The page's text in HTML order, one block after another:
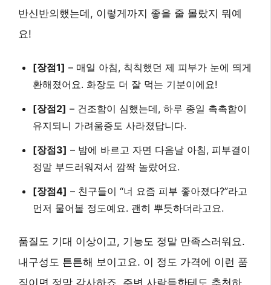
반신반의했는데, 이렇게까지 좋을 줄 몰랐지 뭐예
요!
[장점1] – 매일 아침, 칙칙했던 제 피부가 눈에 띄게
환해졌어요. 화장도 더 잘 먹는 기분이에요!
[장점2] – 건조함이 심했는데, 하루 종일 촉촉함이
유지되니 가려움증도 사라졌답니다.
[장점3] – 밤에 바르고 자면 다음날 아침, 피부결이
정말 부드러워져서 깜짝 놀랐어요.
[장점4] – 친구들이 “너 요즘 피부 좋아졌다?”라고
먼저 물어볼 정도예요. 괜히 뿌듯하더라고요.
품질도 기대 이상이고, 기능도 정말 만족스러워요.
내구성도 튼튼해 보이고요. 이 정도 가격에 이런 품